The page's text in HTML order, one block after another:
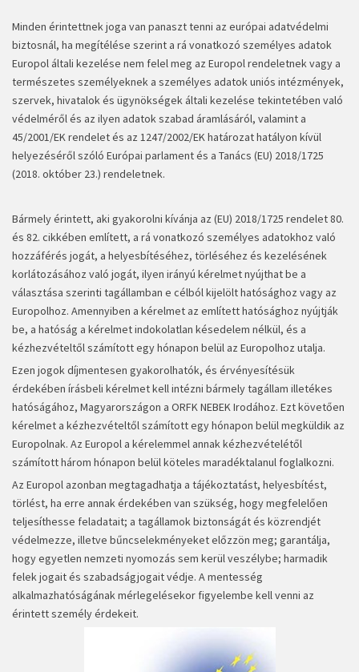
Minden érintettnek joga van panaszt tenni az európai adatvédelmi
biztosnál, ha megítélése szerint a rá vonatkozó személyes adatok
Europol általi kezelése nem felel meg az Europol rendeletnek vagy a
természetes személyeknek a személyes adatok uniós intézmények,
szervek, hivatalok és ügynökségek általi kezelése tekintetében való
védelméről és az ilyen adatok szabad áramlásáról, valamint a
45/2001/EK rendelet és az 1247/2002/EK határozat hatályon kívül
helyezéséről szóló Európai parlament és a Tanács (EU) 2018/1725
(2018. október 23.) rendeletnek.
Bármely érintett, aki gyakorolni kívánja az (EU) 2018/1725 rendelet 80.
és 82. cikkében említett, a rá vonatkozó személyes adatokhoz való
hozzáférés jogát, a helyesbítéséhez, törléséhez és kezelésének
korlátozásához való jogát, ilyen irányú kérelmet nyújthat be a
választása szerinti tagállamban e célból kijelölt hatósághoz vagy az
Europolhoz. Amennyiben a kérelmet az említett hatósághoz nyújtják
be, a hatóság a kérelmet indokolatlan késedelem nélkül, és a
kézhezvételtől számított egy hónapon belül az Europolhoz utalja.
Ezen jogok díjmentesen gyakorolhatók, és érvényesítésük
érdekében írásbeli kérelmet kell intézni bármely tagállam illetékes
hatóságához, Magyarországon a ORFK NEBEK Irodához. Ezt követően
kérelmet a kézhezvételtől számított egy hónapon belül megküldik az
Europolnak. Az Europol a kérelemmel annak kézhezvételétől
számított három hónapon belül köteles maradéktalanul foglalkozni.
Az Europol azonban megtagadhatja a tájékoztatást, helyesbítést,
törlést, ha erre annak érdekében van szükség, hogy megfelelően
teljesíthesse feladatait; a tagállamok biztonságát és közrendjét
védelmezze, illetve bűncselekményeket előzzön meg; garantálja,
hogy egyetlen nemzeti nyomozás sem kerül veszélybe; harmadik
felek jogait és szabadságjogait védje. A mentesség
alkalmazhatóságának mérlegelésekor figyelembe kell venni az
érintett személy érdekeit.